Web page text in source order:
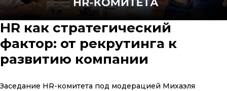
HR как стратегический
фактор: от рекрутинга к
развитию компании
Заседание HR-комитета под модерацией Михаэля